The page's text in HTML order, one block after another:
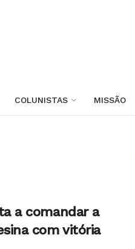
COLUNISTAS MISSÃO
a comandar a
com vitória